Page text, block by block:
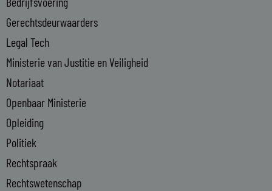
i
n
Gerechtsdeurwaarders
Legal Tech
Ministerie van Justitie en Veiligheid
Notariaat
Openbaar Ministerie
Opleiding
Politiek
Rechtspraak
Rechtswetenschap